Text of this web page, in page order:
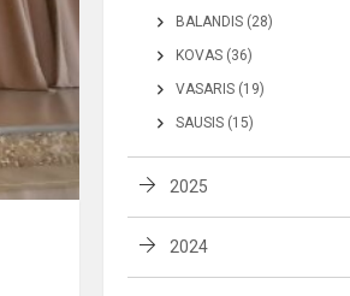
BALANDIS (28)
KOVAS (36)
VASARIS (19)
SAUSIS (15)
2025
2024